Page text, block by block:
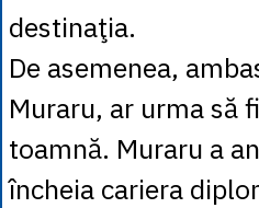
destinaţia.
De asemenea,
Muraru, ar urma să
toamnă. Muraru a
încheia cariera